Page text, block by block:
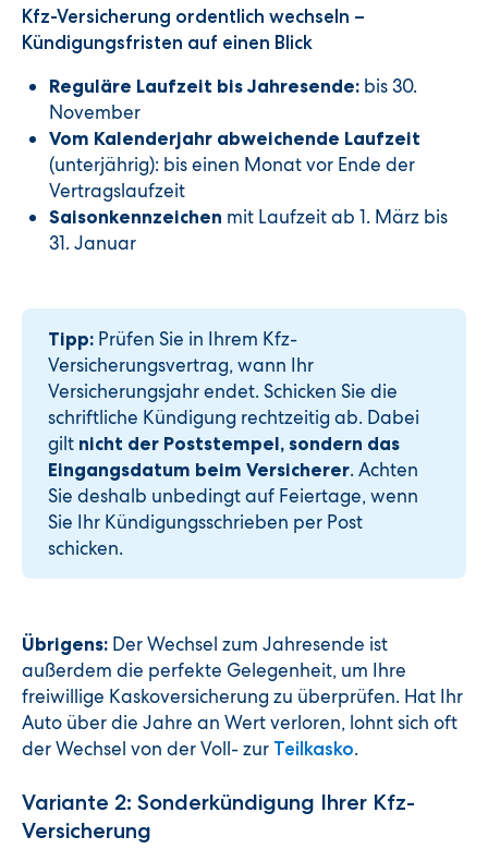
Kfz-Versicherung ordentlich wechseln –
Kündigungsfristen auf einen Blick
Reguläre Laufzeit bis Jahresende: bis 30.
November
Vom Kalenderjahr abweichende Laufzeit
(unterjährig): bis einen Monat vor Ende der
Vertragslaufzeit
Saisonkennzeichen mit Laufzeit ab 1. März bis
31. Januar
Tipp: Prüfen Sie in Ihrem Kfz-
Versicherungsvertrag, wann Ihr
Versicherungsjahr endet. Schicken Sie die
schriftliche Kündigung rechtzeitig ab. Dabei
gilt nicht der Poststempel, sondern das
Eingangsdatum beim Versicherer. Achten
Sie deshalb unbedingt auf Feiertage, wenn
Sie Ihr Kündigungsschrieben per Post
schicken.
Übrigens: Der Wechsel zum Jahresende ist
außerdem die perfekte Gelegenheit, um Ihre
freiwillige Kaskoversicherung zu überprüfen. Hat Ihr
Auto über die Jahre an Wert verloren, lohnt sich oft
der Wechsel von der Voll- zur Teilkasko.
Variante 2: Sonderkündigung Ihrer Kfz-
Versicherung